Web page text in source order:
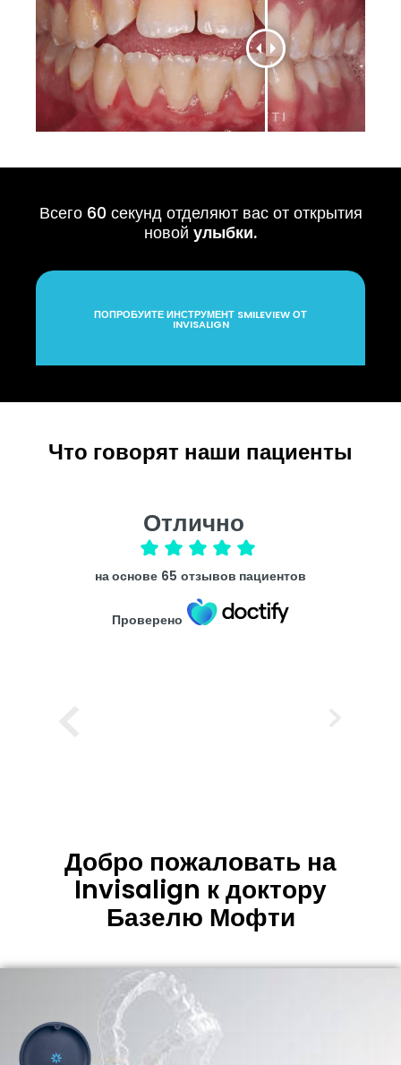
Всего 60 секунд отделяют вас от открытия
новой улыбки.
ПОПРОБУЙТЕ ИНСТРУМЕНТ SMILEVIEW ОТ
INVISALIGN
Что говорят наши пациенты
Отлично
на основе 65 отзывов пациентов
Проверено
Добро пожаловать на
Invisalign к доктору
Базелю Мофти